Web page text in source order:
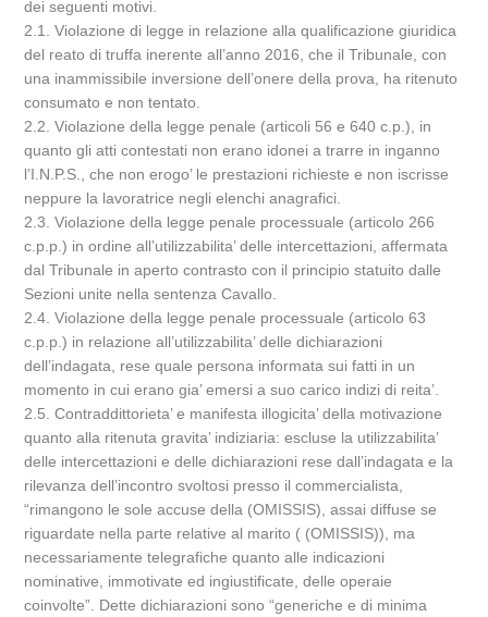
dei seguenti motivi.
2.1. Violazione di legge in relazione alla qualificazione giuridica
del reato di truffa inerente all’anno 2016, che il Tribunale, con
una inammissibile inversione dell’onere della prova, ha ritenuto
consumato e non tentato.
2.2. Violazione della legge penale (articoli 56 e 640 c.p.), in
quanto gli atti contestati non erano idonei a trarre in inganno
l’I.N.P.S., che non erogo’ le prestazioni richieste e non iscrisse
neppure la lavoratrice negli elenchi anagrafici.
2.3. Violazione della legge penale processuale (articolo 266
c.p.p.) in ordine all’utilizzabilita’ delle intercettazioni, affermata
dal Tribunale in aperto contrasto con il principio statuito dalle
Sezioni unite nella sentenza Cavallo.
2.4. Violazione della legge penale processuale (articolo 63
c.p.p.) in relazione all’utilizzabilita’ delle dichiarazioni
dell’indagata, rese quale persona informata sui fatti in un
momento in cui erano gia’ emersi a suo carico indizi di reita’.
2.5. Contraddittorieta’ e manifesta illogicita’ della motivazione
quanto alla ritenuta gravita’ indiziaria: escluse la utilizzabilita’
delle intercettazioni e delle dichiarazioni rese dall’indagata e la
rilevanza dell’incontro svoltosi presso il commercialista,
“rimangono le sole accuse della (OMISSIS), assai diffuse se
riguardate nella parte relative al marito ( (OMISSIS)), ma
necessariamente telegrafiche quanto alle indicazioni
nominative, immotivate ed ingiustificate, delle operaie
coinvolte”. Dette dichiarazioni sono “generiche e di minima